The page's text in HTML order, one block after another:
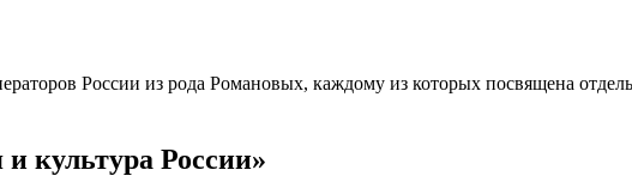
России из рода Романовых, каждому из которых посвящена
культура России»